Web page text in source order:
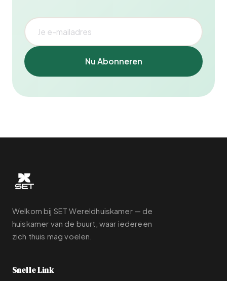
Nu Abonneren
Welkom bij SET Wereldhuiskamer — de
huiskamer van de buurt, waar iedereen
zich thuis mag voelen.
Snelle Link